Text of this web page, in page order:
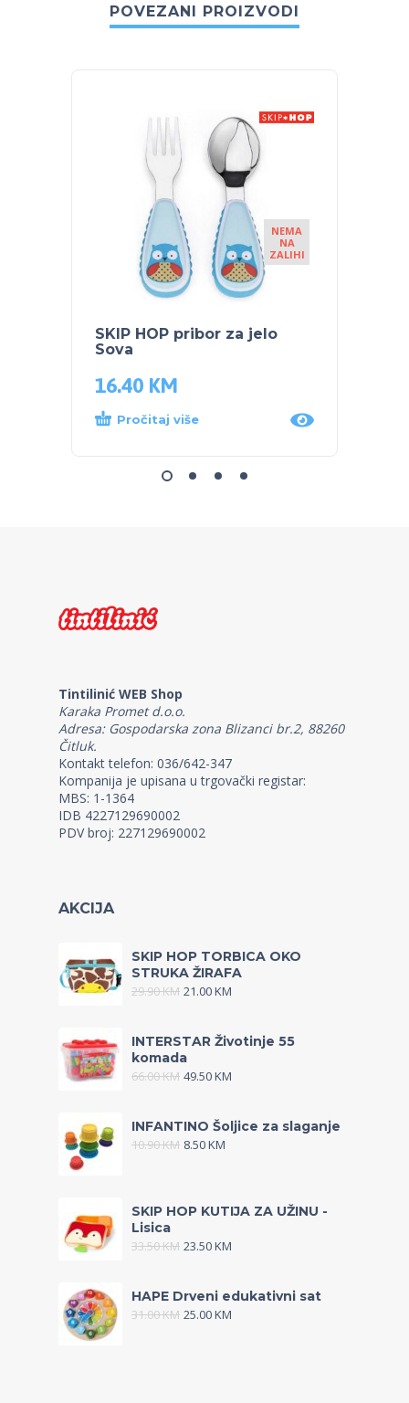
POVEZANI PROIZVODI
NEMA
NA
ZALIHI
SKIP HOP pribor za jelo
Sova
16.40 KM
Pročitaj više
Tintilinić WEB Shop
Karaka Promet d.o.o.
Adresa: Gospodarska zona Blizanci br.2, 88260
Čitluk.
Kontakt telefon: 036/642-347
Kompanija je upisana u trgovački registar:
MBS: 1-1364
IDB 4227129690002
PDV broj: 227129690002
AKCIJA
SKIP HOP TORBICA OKO
STRUKA ŽIRAFA
29.90KM 21.00KM
INTERSTAR Životinje 55
komada
66.00KM 49.50KM
INFANTINO Šoljice za slaganje
10.90KM 8.50KM
SKIP HOP KUTIJA ZA UŽINU -
Lisica
33.50KM 23.50KM
HAPE Drveni edukativni sat
31.00KM 25.00KM